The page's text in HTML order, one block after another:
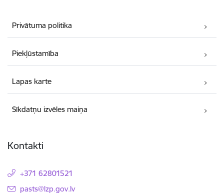
Privātuma politika
Piekļūstamība
Lapas karte
Sīkdatņu izvēles maiņa
Kontakti
+371 62801521
E-pasts:
pasts@lzp.gov.lv